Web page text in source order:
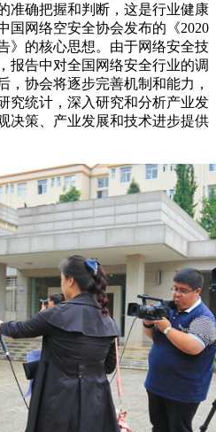
准确把握和判断，这是行业健康
国网络空安全协会发布的《2020
》的核心思想。由于网络安全技
报告中对全国网络安全行业的调
，协会将逐步完善机制和能力，
究统计，深入研究和分析产业发
决策、产业发展和技术进步提供